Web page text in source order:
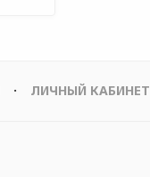
ЛИЧНЫЙ КАБИНЕТ